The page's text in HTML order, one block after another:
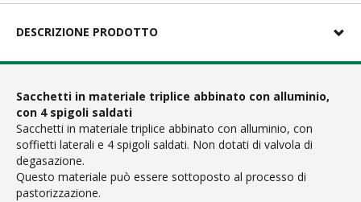
DESCRIZIONE PRODOTTO
Sacchetti in materiale triplice abbinato con alluminio,
con 4 spigoli saldati
Sacchetti in materiale triplice abbinato con alluminio, con
soffietti laterali e 4 spigoli saldati. Non dotati di valvola di
degasazione.
Questo materiale può essere sottoposto al processo di
pastorizzazione.